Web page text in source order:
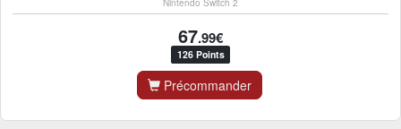
Nintendo Switch 2
67.99€
126 Points
Précommander